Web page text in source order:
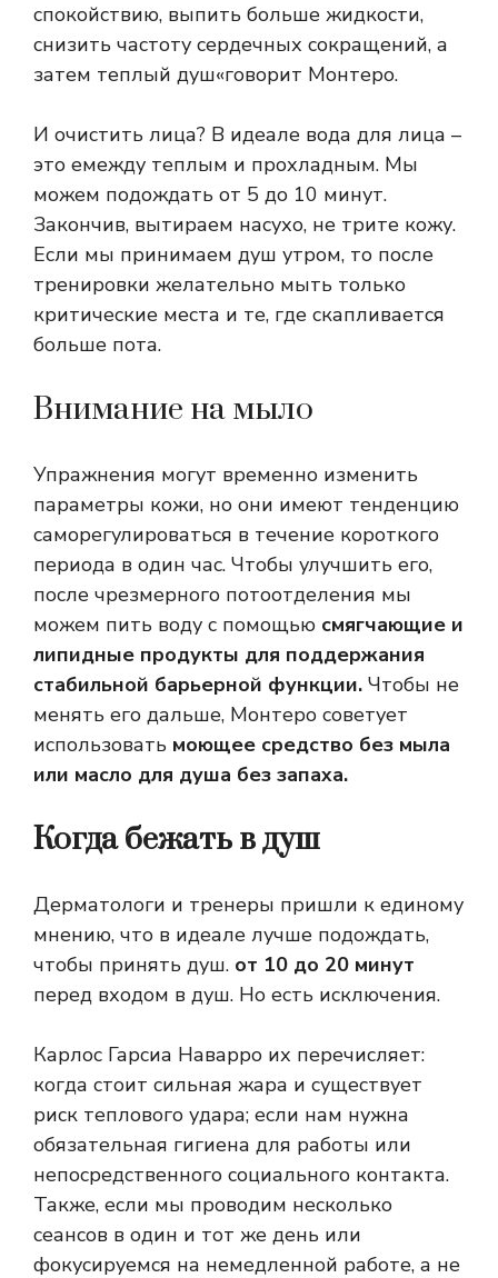
спокойствию, выпить больше жидкости,
снизить частоту сердечных сокращений, а
затем теплый душ«говорит Монтеро.
И очистить лица? В идеале вода для лица –
это емежду теплым и прохладным. Мы
можем подождать от 5 до 10 минут.
Закончив, вытираем насухо, не трите кожу.
Если мы принимаем душ утром, то после
тренировки желательно мыть только
критические места и те, где скапливается
больше пота.
Внимание на мыло
Упражнения могут временно изменить
параметры кожи, но они имеют тенденцию
саморегулироваться в течение короткого
периода в один час. Чтобы улучшить его,
после чрезмерного потоотделения мы
можем пить воду с помощью смягчающие и
липидные продукты для поддержания
стабильной барьерной функции. Чтобы не
менять его дальше, Монтеро советует
использовать моющее средство без мыла
или масло для душа без запаха.
Когда бежать в душ
Дерматологи и тренеры пришли к единому
мнению, что в идеале лучше подождать,
чтобы принять душ. от 10 до 20 минут
перед входом в душ. Но есть исключения.
Карлос Гарсиа Наварро их перечисляет:
когда стоит сильная жара и существует
риск теплового удара; если нам нужна
обязательная гигиена для работы или
непосредственного социального контакта.
Также, если мы проводим несколько
сеансов в один и тот же день или
фокусируемся на немедленной работе, а не